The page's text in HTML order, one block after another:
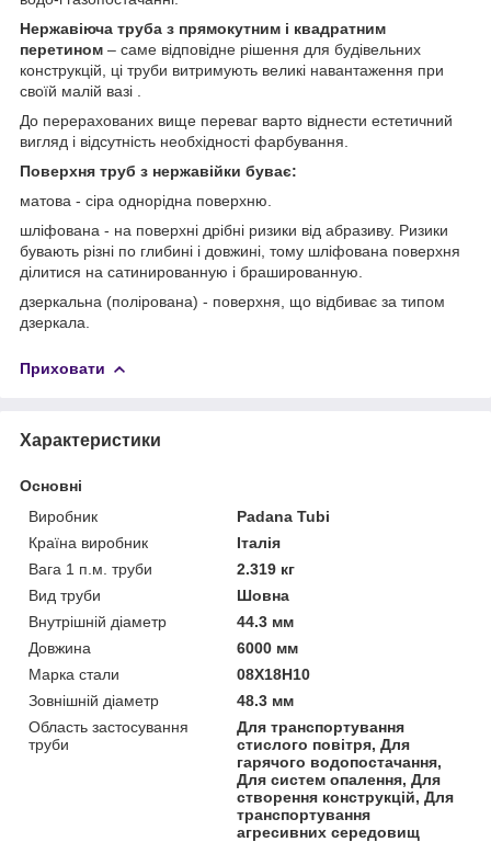
Нержавіюча труба з прямокутним і квадратним
перетином – саме відповідне рішення для будівельних
конструкцій, ці труби витримують великі навантаження при
своїй малій вазі .
До перерахованих вище переваг варто віднести естетичний
вигляд і відсутність необхідності фарбування.
Поверхня труб з нержавійки буває:
матова - сіра однорідна поверхню.
шліфована - на поверхні дрібні ризики від абразиву. Ризики
бувають різні по глибині і довжині, тому шліфована поверхня
ділитися на сатинированную і брашированную.
дзеркальна (полірована) - поверхня, що відбиває за типом
дзеркала.
Приховати
Характеристики
Основні
Виробник
Padana Tubi
Країна виробник
Італія
Вага 1 п.м. труби
2.319 кг
Вид труби
Шовна
Внутрішній діаметр
44.3 мм
Довжина
6000 мм
Марка стали
08Х18Н10
Зовнішній діаметр
48.3 мм
Область застосування
труби
Для транспортування
стислого повітря, Для
гарячого водопостачання,
Для систем опалення, Для
створення конструкцій, Для
транспортування
агресивних середовищ